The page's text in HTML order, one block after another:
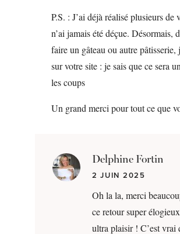
P.S. : J’ai déjà réalisé plusieurs de
n’ai jamais été déçue. Désormais,
faire un gâteau ou autre
sur votre site : je sais que ce sera
les coups
Un grand merci pour tout ce que
Delphine Fortin
2 JUIN 2025
Oh la la, merci
ce retour super
ultra plaisir ! C’est vrai